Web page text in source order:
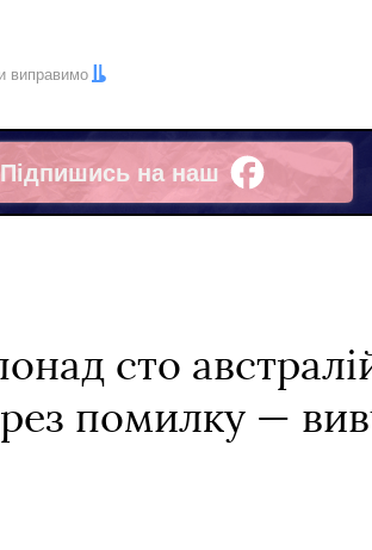
виправимо
Підпишись на наш
Facebook
сто
помилку —